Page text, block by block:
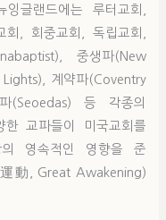
글랜드에는 루터교회,
, 회중교회, 독립교회,
중생파(New
계약파(Coventry
(Seoedas) 등 각종의
교파들이 미국교회를
영속적인 영향을 준
動, Great Awakening)